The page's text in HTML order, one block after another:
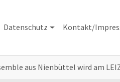
Datenschutz Kontakt/
aus Nienbüttel wird am